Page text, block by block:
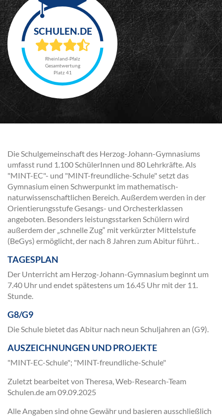
Rheinland-Pfalz
Gesamtwertung
Platz 41
Die Schulgemeinschaft des Herzog-Johann-Gymnasiums
umfasst rund 1.100 SchülerInnen und 80 Lehrkräfte. Als
"MINT-EC"- und "MINT-freundliche-Schule" setzt das
Gymnasium einen Schwerpunkt im mathematisch-
naturwissenschaftlichen Bereich. Außerdem werden in der
Orientierungsstufe Gesangs- und Orchesterklassen
angeboten. Besonders leistungsstarken Schülern wird
außerdem der „schnelle Zug“ mit verkürzter Mittelstufe
(BeGys) ermöglicht, der nach 8 Jahren zum Abitur führt. .
TAGESPLAN
Der Unterricht am Herzog-Johann-Gymnasium beginnt um
7.40 Uhr und endet spätestens um 16.45 Uhr mit der 11.
Stunde.
G8/G9
Die Schule bietet das Abitur nach neun Schuljahren an (G9).
AUSZEICHNUNGEN UND PROJEKTE
"MINT-EC-Schule"; "MINT-freundliche-Schule"
Zuletzt bearbeitet von Theresa, Web-Research-Team
Schulen.de am 09.09.2025
Alle Angaben sind ohne Gewähr und basieren ausschließlich